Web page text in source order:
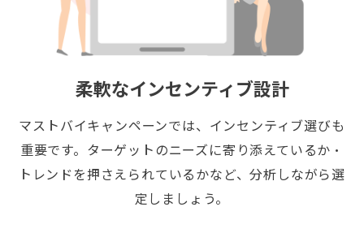
柔軟なインセンティブ設計
マストバイキャンペーンでは、インセンティブ選びも
重要です。ターゲットのニーズに寄り添えているか・
トレンドを押さえられているかなど、分析しながら選
定しましょう。